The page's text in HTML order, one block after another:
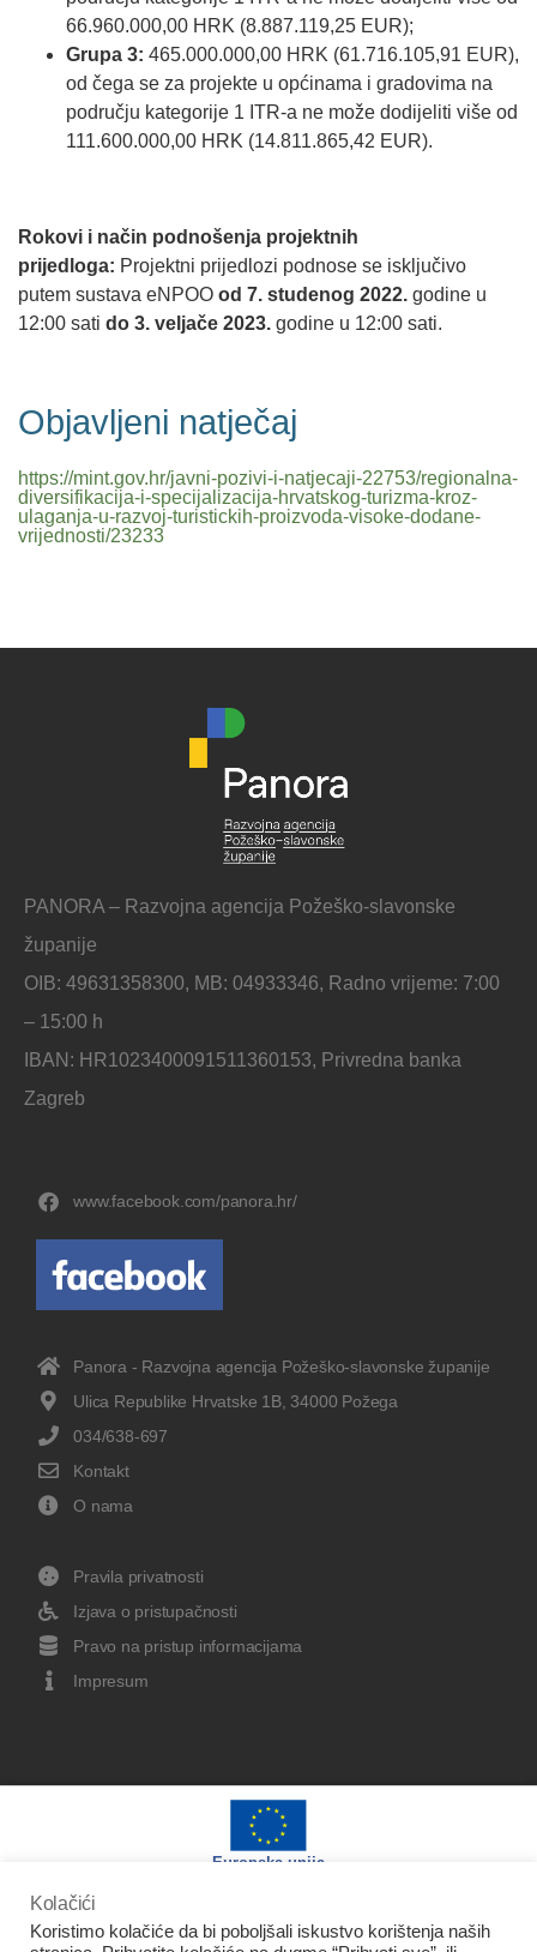
66.960.000,00 HRK (8.887.119,25 EUR);
Grupa 3: 465.000.000,00 HRK (61.716.105,91 EUR),
od čega se za projekte u općinama i gradovima na
području kategorije 1 ITR-a ne može dodijeliti više od
111.600.000,00 HRK (14.811.865,42 EUR).
Rokovi i način podnošenja projektnih
prijedloga: Projektni prijedlozi podnose se isključivo
putem sustava eNPOO od 7. studenog 2022. godine u
12:00 sati do 3. veljače 2023. godine u 12:00 sati.
Objavljeni natječaj
https://mint.gov.hr/javni-pozivi-i-natjecaji-22753/regionalna-
diversifikacija-i-specijalizacija-hrvatskog-turizma-kroz-
ulaganja-u-razvoj-turistickih-proizvoda-visoke-dodane-
vrijednosti/23233
PANORA – Razvojna agencija Požeško-slavonske
županije
OIB: 49631358300, MB: 04933346, Radno vrijeme: 7:00
– 15:00 h
IBAN: HR1023400091511360153, Privredna banka
Zagreb
www.facebook.com/panora.hr/
Panora - Razvojna agencija Požeško-slavonske županije
Ulica Republike Hrvatske 1B, 34000 Požega
034/638-697
Kontakt
O nama
Pravila privatnosti
Izjava o pristupačnosti
Pravo na pristup informacijama
Impresum
Europska unija
Kolačići
Koristimo kolačiće da bi poboljšali iskustvo korištenja naših